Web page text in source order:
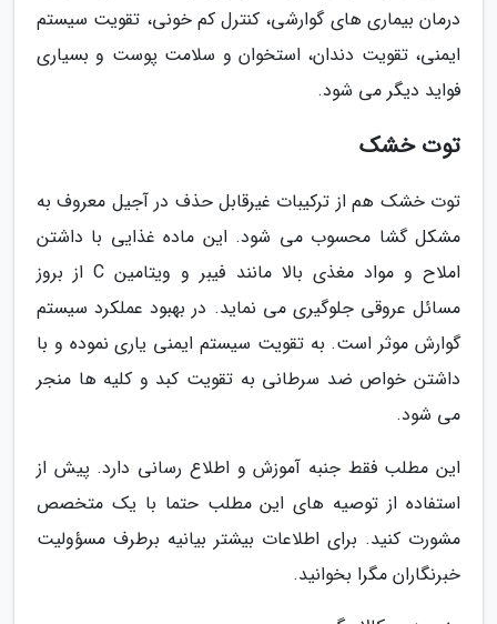
درمان بیماری های گوارشی، کنترل کم خونی، تقویت سیستم
ایمنی، تقویت دندان، استخوان و سلامت پوست و بسیاری
فواید دیگر می شود.
توت خشک
توت خشک هم از ترکیبات غیرقابل حذف در آجیل معروف به
مشکل گشا محسوب می شود. این ماده غذایی با داشتن
املاح و مواد مغذی بالا مانند فیبر و ویتامین C از بروز
مسائل عروقی جلوگیری می نماید. در بهبود عملکرد سیستم
گوارش موثر است. به تقویت سیستم ایمنی یاری نموده و با
داشتن خواص ضد سرطانی به تقویت کبد و کلیه ها منجر
می شود.
این مطلب فقط جنبه آموزش و اطلاع رسانی دارد. پیش از
استفاده از توصیه های این مطلب حتما با یک متخصص
مشورت کنید. برای اطلاعات بیشتر بیانیه برطرف مسؤولیت
خبرنگاران مگرا بخوانید.